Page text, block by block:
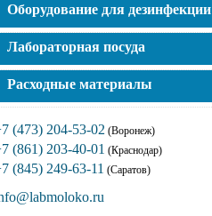
Оборудование для дезинфекции
Лабораторная посуда
Расходные материалы
(473) 204-53-02 (Воронеж)
(861) 203-40-01 (Краснодар)
(845) 249-63-11 (Саратов)